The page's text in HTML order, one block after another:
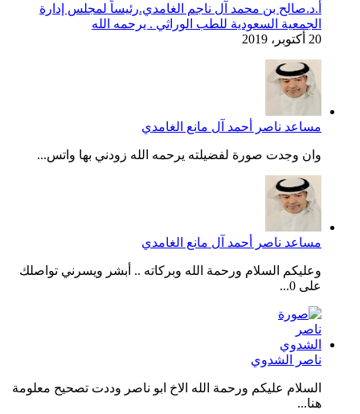
أ.د.صالح بن محمد آل ناجم الغامدي.رئيساً لمجلس إدارة
الجمعية السعودية للطب الوراثي . يرحمه الله
20 أكتوبر، 2019
مساعد ناصر أحمد آل مانع الغامدي
وان وجدت صورة لفضيلته يرحمه الله زودني بها واتس...
مساعد ناصر أحمد آل مانع الغامدي
وعليكم السلام ورحمة الله وبركاته .. أبشر ويسرني تواصلك
على 0...
ناصر الشدوي
السلام عليكم ورحمة الله الاخ ابو ناصر وددت تصحيح معلومة
هنا...